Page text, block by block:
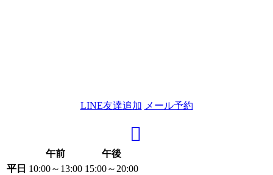
LINE友達追加 メール予約
午前
午後
平日 10:00～13:00 15:00～20:00